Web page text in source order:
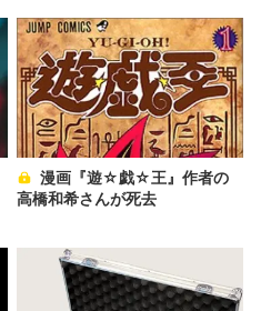
高橋和希さんが死去